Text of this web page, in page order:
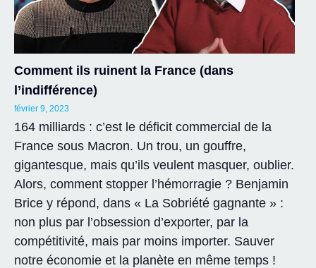
Comment ils ruinent la France (dans
l’indifférence)
février 9, 2023
164 milliards : c’est le déficit commercial de la
France sous Macron. Un trou, un gouffre,
gigantesque, mais qu’ils veulent masquer, oublier.
Alors, comment stopper l’hémorragie ? Benjamin
Brice y répond, dans « La Sobriété gagnante » :
non plus par l’obsession d’exporter, par la
compétitivité, mais par moins importer. Sauver
notre économie et la planète en même temps !